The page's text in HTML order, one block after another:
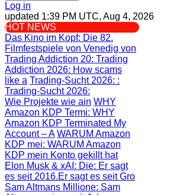
Log in
updated 1:39 PM UTC, Aug 4, 2026
HOT NEWS
Das Kino im Kopf: Die 82.
Filmfestspiele von Venedig von
Trading Addiction 20: Trading
Addiction 2026: How scams
like a Trading-Sucht 2026: :
Trading-Sucht 2026:
Wie Projekte wie ain WHY
Amazon KDP Termi: WHY
Amazon KDP Terminated My
Account – A WARUM Amazon
KDP mei: WARUM Amazon
KDP mein Konto gekillt hat
Elon Musk & xAI: Die: Er sagt
es seit 2016.Er sagt es seit Gro
Sam Altmans Millione: Sam